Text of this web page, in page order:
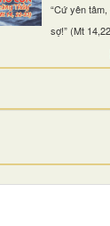
“Cứ yên
sợ!” (Mt